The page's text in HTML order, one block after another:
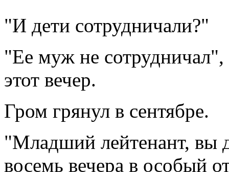
"И дети сотрудничали?"
"Ее муж не сотрудничал",
этот вечер.
Гром грянул в сентябре.
"Младший лейтенант, вы
восемь вечера в особый